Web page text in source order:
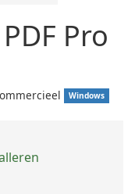
Pro
Windows